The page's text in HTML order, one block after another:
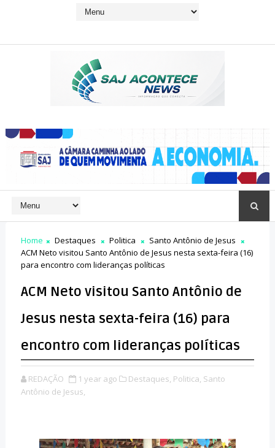
Home Destaques Politica
Santo Antônio de Jesus
ACM Neto visitou Santo Antônio de Jesus nesta sexta-feira (16)
para encontro com lideranças políticas
ACM Neto visitou Santo Antônio de
Jesus nesta sexta-feira (16) para
encontro com lideranças políticas
REDAÇÃO 1 year ago Destaques, Politica, Santo
Antônio de Jesus,